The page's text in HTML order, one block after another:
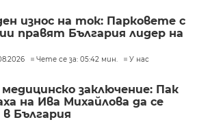
износ на ток: Парковете с
правят България лидер на
Чете се за: 05:42 мин. У нас
медицинско заключение: Пак
на Ива Михайлова да се
в България